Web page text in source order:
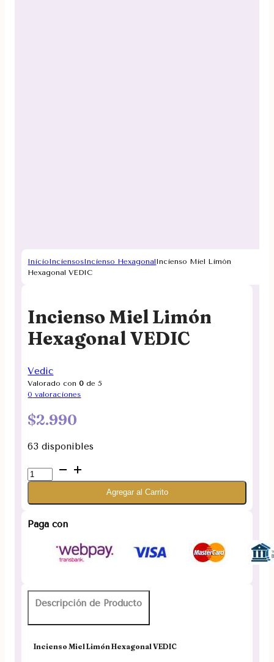
InicioInciensosIncienso HexagonalIncienso Miel Limón
Hexagonal VEDIC
Incienso Miel Limón
Hexagonal VEDIC
Vedic
Valorado con0 de 5
0 valoraciones
$2.990
63 disponibles
Incienso
Miel
VEDIC
Agregar al Carrito
Paga con
Descripción de Producto
Incienso Miel Limón Hexagonal VEDIC